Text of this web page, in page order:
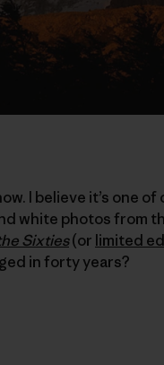
I believe it’s one
white photos from
Sixties(or limited
in forty years?